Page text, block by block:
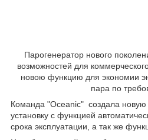
Парогенератор нового
возможностей для
новою функцию для экономии
пара по
Команда "Осеаniс" создала
установку с функцией
срока эксплуатации, а так же